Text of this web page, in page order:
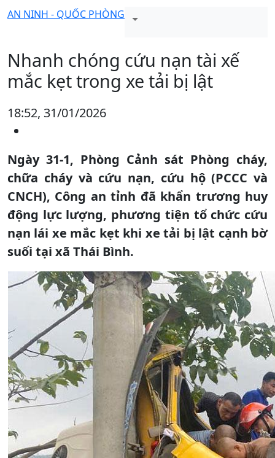
AN NINH - QUỐC PHÒNG
Nhanh chóng cứu nạn tài xế
mắc kẹt trong xe tải bị lật
18:52, 31/01/2026
Ngày 31-1, Phòng Cảnh sát Phòng cháy,
chữa cháy và cứu nạn, cứu hộ (PCCC và
CNCH), Công an tỉnh đã khẩn trương huy
động lực lượng, phương tiện tổ chức cứu
nạn lái xe mắc kẹt khi xe tải bị lật cạnh bờ
suối tại xã Thái Bình.